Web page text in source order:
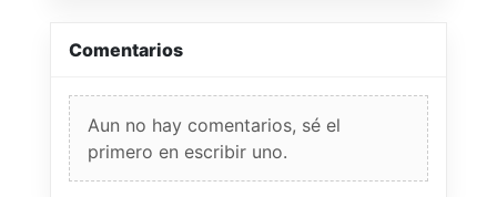
Comentarios
Aun no hay comentarios, sé el
primero en escribir uno.